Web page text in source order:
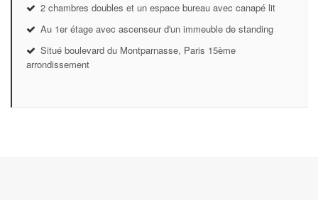
2 chambres doubles et un espace bureau avec canapé lit
Au 1er étage avec ascenseur d'un immeuble de standing
Situé boulevard du Montparnasse, Paris 15ème
arrondissement